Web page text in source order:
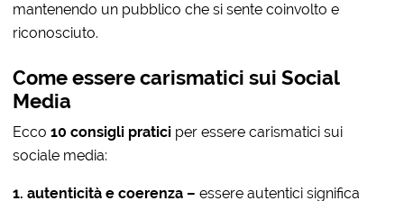
mantenendo un pubblico che si sente coinvolto e
riconosciuto.
Come essere carismatici sui Social
Media
Ecco 10 consigli pratici per essere carismatici sui
sociale media:
1. autenticità e coerenza –essere autentici significa